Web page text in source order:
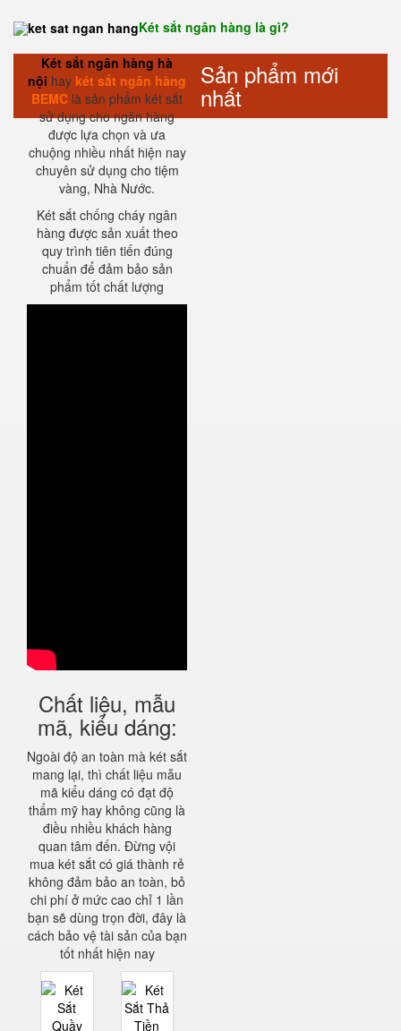
Két sắt ngân hàng là gì?
Két sắt ngân hàng hà
nội hay két sắt ngân hàng
BEMC là sản phẩm két sắt
sử dụng cho ngân hàng
được lựa chọn và ưa
chuộng nhiều nhất hiện nay
chuyên sử dụng cho tiệm
vàng, Nhà Nước.
Két sắt chống cháy ngân
hàng được sản xuất theo
quy trình tiên tiến đúng
chuẩn để đảm bảo sản
phẩm tốt chất lượng
Chất liệu, mẫu
mã, kiểu dáng:
Ngoài độ an toàn mà két sắt
mang lại, thì chất liệu mẫu
mã kiểu dáng có đạt độ
thẩm mỹ hay không cũng là
điều nhiều khách hàng
quan tâm đến. Đừng vội
mua két sắt có giá thành rẻ
không đảm bảo an toàn, bỏ
chi phí ở mức cao chỉ 1 lần
bạn sẽ dùng trọn đời, đây là
cách bảo vệ tài sản của bạn
tốt nhất hiện nay
Sản phẩm mới
nhất